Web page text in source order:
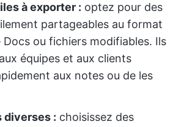
à exporter : optez pour des
partageables au format
Docs ou fichiers modifiables. Ils
équipes et aux clients
aux notes ou de les
diverses : choisissez des